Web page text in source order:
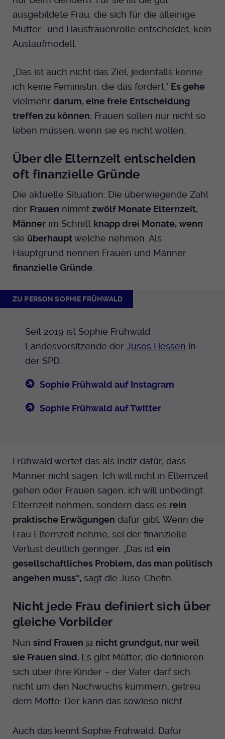
ausgebildete Frau, die sich für die alleinige
Mutter- und Hausfrauenrolle entscheidet, kein
Auslaufmodell.
„Das ist auch nicht das Ziel, jedenfalls kenne
ich keine Feministin, die das fordert.“ Es gehe
vielmehr darum, eine freie Entscheidung
treffen zu können. Frauen sollen nur nicht so
leben müssen, wenn sie es nicht wollen.
Über die Elternzeit entscheiden
oft finanzielle Gründe
Die aktuelle Situation: Die überwiegende Zahl
der Frauen nimmt zwölf Monate Elternzeit,
Männer im Schnitt knapp drei Monate, wenn
sie überhauptwelche nehmen. Als
Hauptgrund nennen Frauen und Männer
finanzielle Gründe
ZU PERSON SOPHIE FRÜHWALD
Seit 2019 ist Sophie Frühwald
Landesvorsitzende der Jusos Hessen in
der SPD.
Sophie Frühwald auf Instagram
Sophie Frühwald auf Twitter
Frühwald wertet das als Indiz dafür, dass
Männer nicht sagen: Ich will nicht in Elternzeit
gehen oder Frauen sagen: ich will unbedingt
Elternzeit nehmen, sondern dass es rein
praktische Erwägungen dafür gibt. Wenn die
Frau Elternzeit nehme, sei der finanzielle
Verlust deutlich geringer. „Das ist ein
gesellschaftliches Problem, das man politisch
angehen muss“, sagt die Juso-Chefin.
Nicht jede Frau definiert sich über
gleiche Vorbilder
Nun sind Frauen ja nicht grundgut, nur weil
sie Frauen sind. Es gibt Mütter, die definieren
sich über ihre Kinder – der Vater darf sich
nicht um den Nachwuchs kümmern, getreu
dem Motto: Der kann das sowieso nicht.
Auch das kennt Sophie Frühwald. Dafür